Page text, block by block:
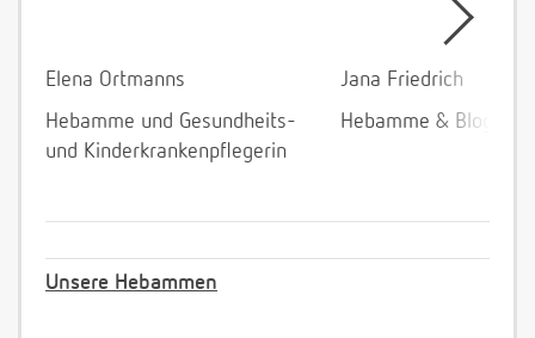
Elena Ortmanns
Hebamme und Gesundheits-
und Kinderkrankenpflegerin
Jana Friedrich
Hebamme &
Unsere Hebammen